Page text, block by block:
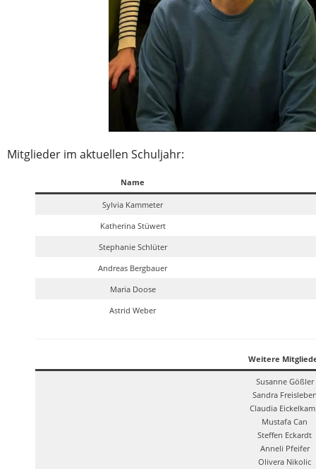
Mitglieder im aktuellen Schuljahr:
Name
Sylvia Kammeter
Katherina Stüwert
Stephanie Schlüter
Andreas Bergbauer
Maria Doose
Astrid Weber
Weitere
Susanne Gößler
Sandra
Claudia
Mustafa Can
Steffen Eckardt
Anneli Pfeifer
Olivera Nikolic